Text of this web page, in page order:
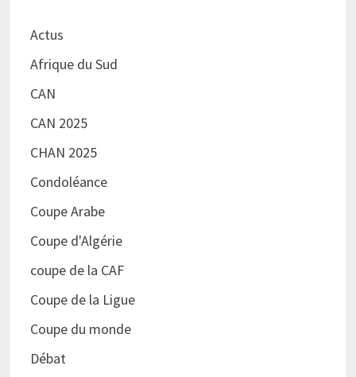
Actus
Afrique du Sud
CAN
CAN 2025
CHAN 2025
Condoléance
Coupe Arabe
Coupe d'Algérie
coupe de la CAF
Coupe de la Ligue
Coupe du monde
Débat